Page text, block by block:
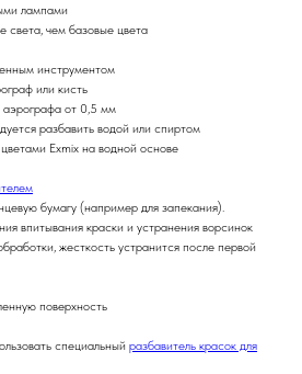
лампами
света, чем базовые цвета
инструментом
или кисть
от 0,5 мм
разбавить водой или спиртом
Exmix на водной основе
бумагу (например для запекания).
впитывания краски и устранения ворсинок
жесткость устранится после первой
поверхность
специальный разбавитель красок для